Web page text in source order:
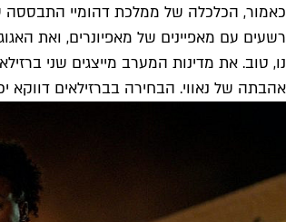
כאמור, הכלכלה של ממלכת דהומיי התבססה
רשעים עם מאפיינים של מאפיונרים, ואת
נו, טוב. את מדינות המערב מייצגים שני
אהבתה של נאווי. הבחירה בברזילאים